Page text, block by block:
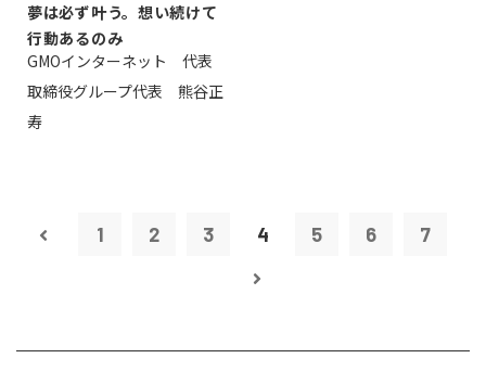
夢は必ず叶う。想い続けて
行動あるのみ
GMOインターネット 代表
取締役グループ代表 熊谷正
寿
1 2 3 4 5 6 7